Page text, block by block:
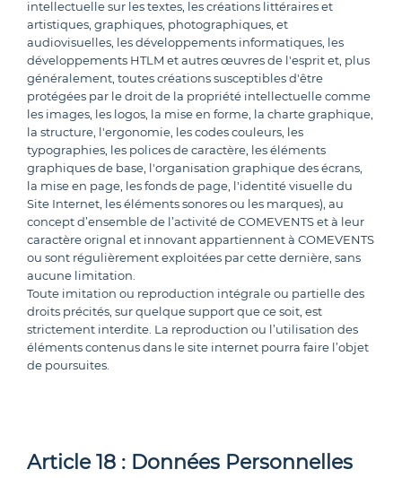
intellectuelle sur les textes, les créations littéraires et
artistiques, graphiques, photographiques, et
audiovisuelles, les développements informatiques, les
développements HTLM et autres œuvres de l'esprit et, plus
généralement, toutes créations susceptibles d'être
protégées par le droit de la propriété intellectuelle comme
les images, les logos, la mise en forme, la charte graphique,
la structure, l'ergonomie, les codes couleurs, les
typographies, les polices de caractère, les éléments
graphiques de base, l'organisation graphique des écrans,
la mise en page, les fonds de page, l'identité visuelle du
Site Internet, les éléments sonores ou les marques), au
concept d’ensemble de l’activité de COMEVENTS et à leur
caractère orignal et innovant appartiennent à COMEVENTS
ou sont régulièrement exploitées par cette dernière, sans
aucune limitation.
Toute imitation ou reproduction intégrale ou partielle des
droits précités, sur quelque support que ce soit, est
strictement interdite. La reproduction ou l’utilisation des
éléments contenus dans le site internet pourra faire l’objet
de poursuites.
Article 18 : Données Personnelles